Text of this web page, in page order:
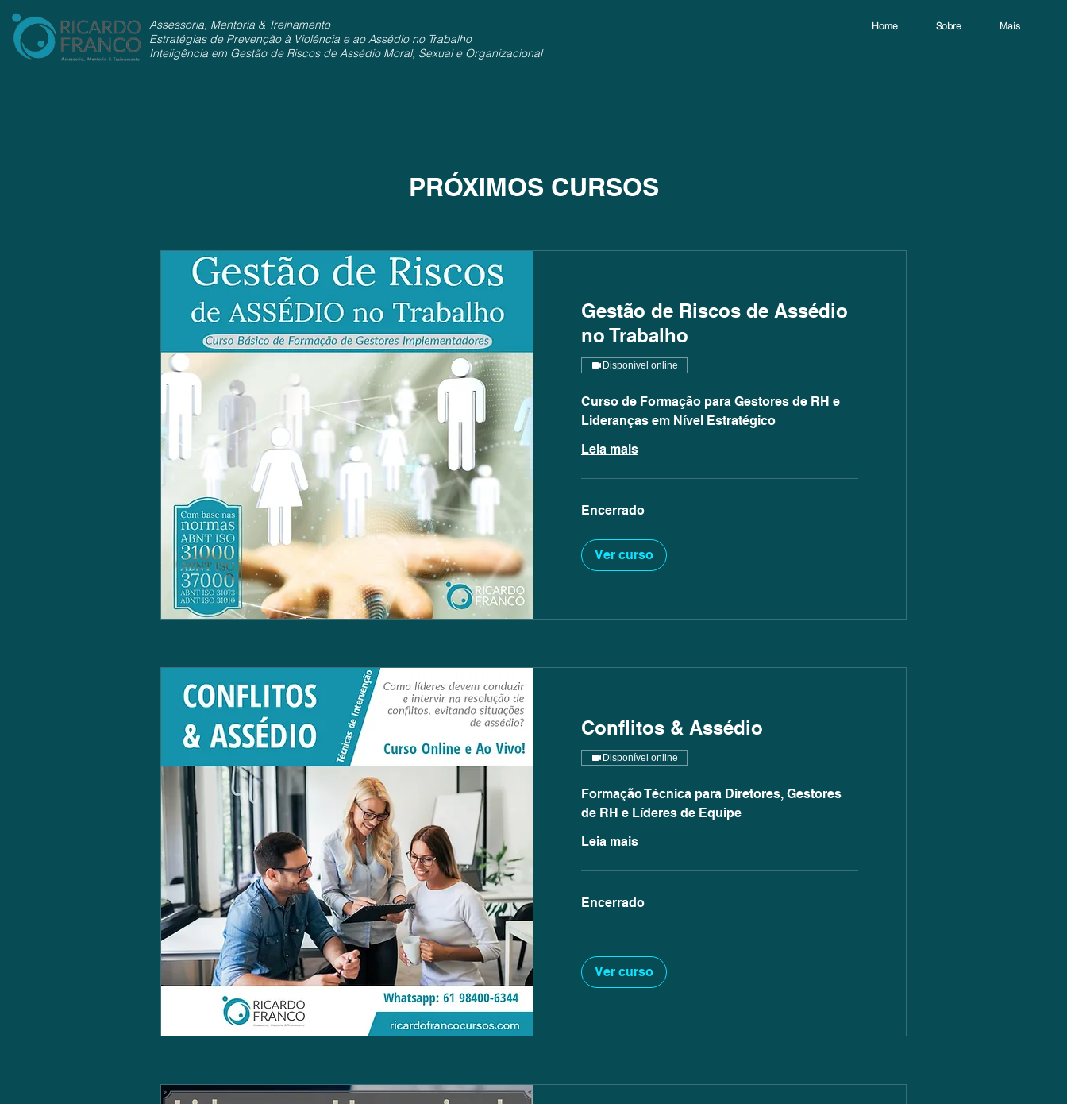
Home Sobre Mais
Assessoria, Mentoria & Treinamento
Estratégias de Prevenção à Violência e ao Assédio no Trabalho
Inteligência em Gestão de Riscos de Assédio Moral, Sexual e Organizacional
PRÓXIMOS CURSOS
Gestão de Riscos de Assédio
no Trabalho
Disponível online
Curso de Formação para Gestores de RH e
Lideranças em Nível Estratégico
Leia mais
Encerrado
Ver curso
Conflitos & Assédio
Disponível online
Formação Técnica para Diretores, Gestores
de RH e Líderes de Equipe
Leia mais
Encerrado
Ver curso